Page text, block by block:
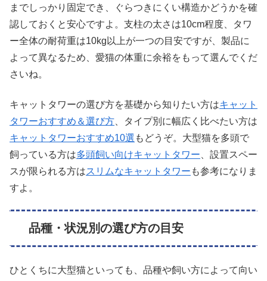
までしっかり固定でき、ぐらつきにくい構造かどうかを確
認しておくと安心ですよ。支柱の太さは10cm程度、タワ
ー全体の耐荷重は10kg以上が一つの目安ですが、製品に
よって異なるため、愛猫の体重に余裕をもって選んでくだ
さいね。
キャットタワーの選び方を基礎から知りたい方はキャット
タワーおすすめ＆選び方 、タイプ別に幅広く比べたい方は
キャットタワーおすすめ10選 もどうぞ。大型猫を多頭で
飼っている方は多頭飼い向けキャットタワー 、設置スペー
スが限られる方はスリムなキャットタワー も参考になりま
すよ。
品種・状況別の選び方の目安
ひとくちに大型猫といっても、品種や飼い方によって向い